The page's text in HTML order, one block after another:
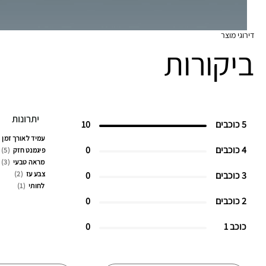
דירוגי מוצר
ביקורות
5 כוכבים 10
4 כוכבים 0
3 כוכבים 0
2 כוכבים 0
כוכב 1 0
יתרונות
עמיד לאורך זמן
פיגמנט חזק
5
מראה טבעי
3
צבע עז
2
לחותי
1